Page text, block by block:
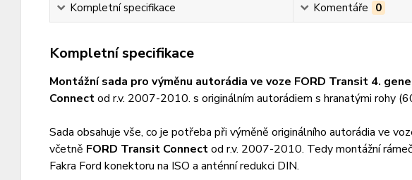
Kompletní specifikace Komentáře 0
Kompletní specifikace
Montážní sada pro výměnu autorádia ve voze FORD Transit 4.
Connectod r.v. 2007-2010. s originálním autorádiem s hranatými rohy
Sada obsahuje vše, co je potřeba při výměně originálního autorádia ve
včetně FORD Transit Connectod r.v. 2007-2010. Tedy montážní
Fakra Ford konektoru na ISO a anténní redukci DIN.